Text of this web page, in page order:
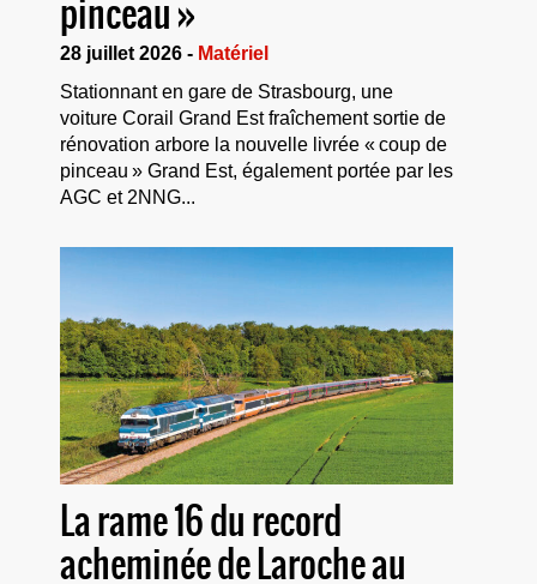
pinceau »
28 juillet 2026 - Matériel
Stationnant en gare de Strasbourg, une
voiture Corail Grand Est fraîchement sortie de
rénovation arbore la nouvelle livrée « coup de
pinceau » Grand Est, également portée par les
AGC et 2NNG...
La rame 16 du record
acheminée de Laroche au